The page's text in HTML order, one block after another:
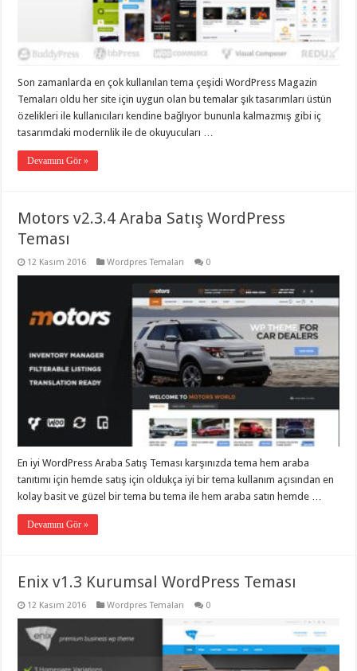
Son zamanlarda en çok kullanılan tema çeşidi WordPress Magazin
Temaları oldu her site için uygun olan bu temalar şık tasarımları üstün
özelikleri ile kullanıcıları kendine bağlıyor bununla kalmazmış gibi iç
tasarımdaki modernlik ile de okuyucuları …
Devamını Gör »
Motors v2.3.4 Araba Satış WordPress
Teması
12 Kasım 2016 Wordpres Temaları 0
En iyi WordPress Araba Satış Teması karşınızda tema hem araba
tanıtımı için hemde satış için oldukça iyi bir tema kullanım açısından en
kolay basit ve güzel bir tema bu tema ile hem araba satın hemde …
Devamını Gör »
Enix v1.3 Kurumsal WordPress Teması
12 Kasım 2016 Wordpres Temaları 0